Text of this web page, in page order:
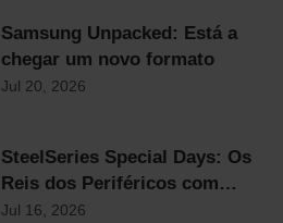
Samsung Unpacked: Está a
chegar um novo formato
Jul 20, 2026
SteelSeries Special Days: Os
Reis dos Periféricos com
Descontos Flash Até
Jul 16, 2026